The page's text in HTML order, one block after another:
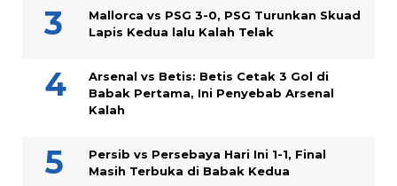
Mallorca vs PSG 3-0, PSG Turunkan Skuad
Lapis Kedua lalu Kalah Telak
Arsenal vs Betis: Betis Cetak 3 Gol di
Babak Pertama, Ini Penyebab Arsenal
Kalah
Persib vs Persebaya Hari Ini 1-1, Final
Masih Terbuka di Babak Kedua